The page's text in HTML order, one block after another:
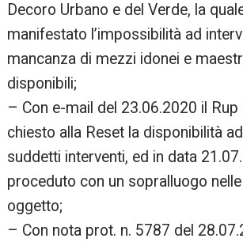
Decoro Urbano e del Verde, la
manifestato l’impossibilità ad
mancanza di mezzi idonei e
disponibili;
– Con e-mail del 23.06.2020 il Rup
chiesto alla Reset la disponibilità
suddetti interventi, ed in data
proceduto con un sopralluogo
oggetto;
– Con nota prot. n. 5787 del